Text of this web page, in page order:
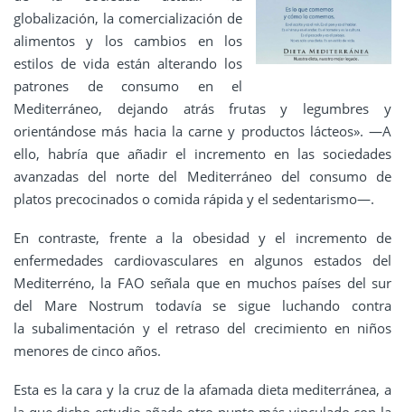
globalización, la comercialización de
alimentos y los cambios en los
estilos de vida están alterando los
patrones de consumo en el
Mediterráneo, dejando atrás frutas y legumbres y
orientándose más hacia la carne y productos lácteos». —A
ello, habría que añadir el incremento en las sociedades
avanzadas del norte del Mediterráneo del consumo de
platos precocinados o comida rápida y el sedentarismo—.
En contraste, frente a la obesidad y el incremento de
enfermedades cardiovasculares en algunos estados del
Mediterréno, la FAO señala que en muchos países del sur
del Mare Nostrum todavía se sigue luchando contra
la subalimentación y el retraso del crecimiento en niños
menores de cinco años.
Esta es la cara y la cruz de la afamada dieta mediterránea, a